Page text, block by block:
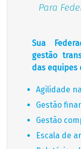
Para
Sua
gestão
das equipes
Agilidade
Gestão
Gestão
Escala de